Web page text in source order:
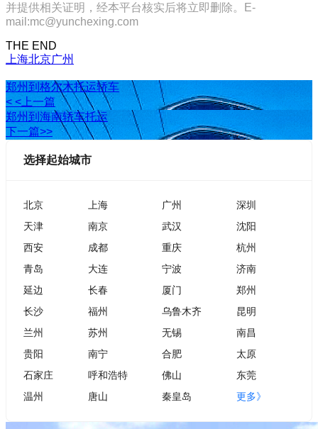
并提供相关证明，经本平台核实后将立即删除。E-
mail:mc@yunchexing.com
THE END
上海北京广州
郑州到格尔木托运轿车
< <上一篇
郑州到海南轿车托运
下一篇>>
选择起始城市
北京 上海 广州
深圳
天津
南京 武汉
沈阳
西安
成都 重庆
杭州
青岛
大连 宁波
济南
延边
长春 厦门
郑州
长沙
福州 乌鲁木齐
昆明
兰州
苏州 无锡
南昌
贵阳
南宁 合肥
太原
石家庄
呼和浩特 佛山
东莞
温州
唐山 秦皇岛 更多》